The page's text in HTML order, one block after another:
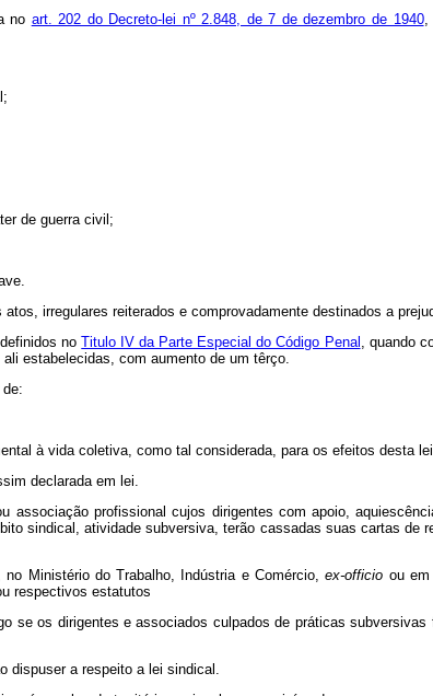
no art. 202 do Decreto-lei nº 2.848, de 7 de dezembro de 1940,
de guerra civil;
irregulares reiterados e comprovadamente destinados a
noTitulo IV da Parte Especial do Código Penal , quando
estabelecidas, com aumento de um têrço.
à vida coletiva, como tal considerada, para os efeitos desta
declarada em lei.
associação profissional cujos dirigentes com apoio,
sindical, atividade subversiva, terão cassadas suas cartas
no Ministério do Trabalho, Indústria e Comércio,ex-officio ou
respectivos estatutos
se os dirigentes e associados culpados de práticas
dispuser a respeito a lei sindical.